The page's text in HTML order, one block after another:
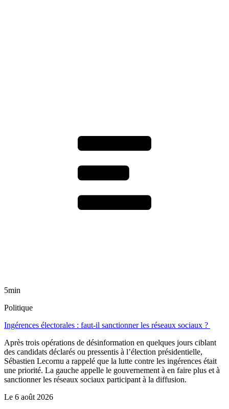
5min
Politique
Ingérences électorales : faut-il sanctionner les réseaux sociaux ?
Après trois opérations de désinformation en quelques jours ciblant
des candidats déclarés ou pressentis à l’élection présidentielle,
Sébastien Lecornu a rappelé que la lutte contre les ingérences était
une priorité. La gauche appelle le gouvernement à en faire plus et à
sanctionner les réseaux sociaux participant à la diffusion.
Le 6 août 2026